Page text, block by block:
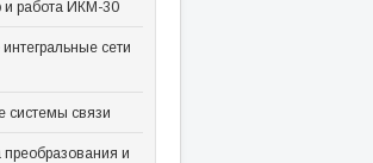
и работа ИКМ-30
сети
системы связи
преобразования и